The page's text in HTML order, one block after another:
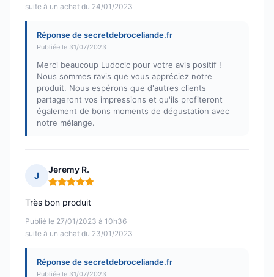
suite à un achat du 24/01/2023
Réponse de secretdebroceliande.fr
Publiée le 31/07/2023
Merci beaucoup Ludocic pour votre avis positif !
Nous sommes ravis que vous appréciez notre
produit. Nous espérons que d'autres clients
partageront vos impressions et qu'ils profiteront
également de bons moments de dégustation avec
notre mélange.
J
Jeremy R.
Note : 5 sur 5
Publié le 27/01/2023 à 10h36
suite à un achat du 23/01/2023
Très bon produit
Réponse de secretdebroceliande.fr
Publiée le 31/07/2023